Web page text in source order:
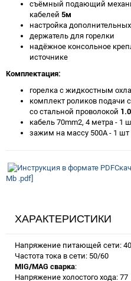
съёмный подающий
кабелей 5м
настройка
держатель для горелки
надёжное консольное
источнике
Комплектация:
горелка с жидкостным
комплект роликов подачи с
со стальной проволокой
кабель 70mm2, 4 метра - 1
зажим на массу 500А - 1 шт
Mb .pdf]
ХАРАКТЕРИСТИКИ
Напряжение питающей сети:
Частота тока в сети: 50/60
MIG/MAG сварка:
Напряжение холостого хода: 77